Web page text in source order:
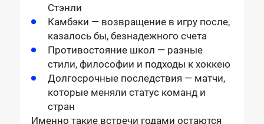
Стэнли
Камбэки — возвращение в игру после,
казалось бы, безнадежного счета
Противостояние школ — разные
стили, философии и подходы к хоккею
Долгосрочные последствия — матчи,
которые меняли статус команд и
стран
Именно такие встречи годами остаются